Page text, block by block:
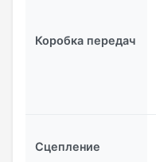
Коробка передач
Сцепление